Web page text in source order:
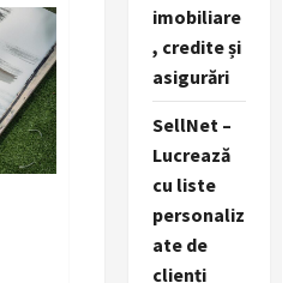
imobiliare
, credite și
asigurări
SellNet –
Lucrează
cu liste
personaliz
ate de
clienți